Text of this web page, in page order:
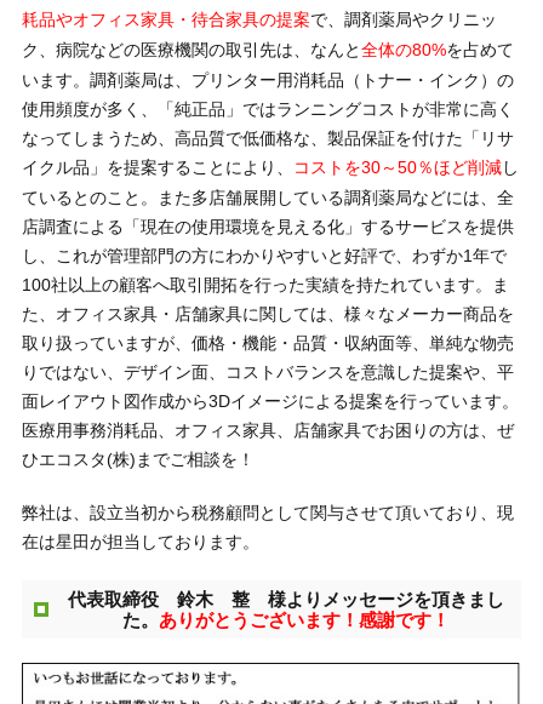
耗品やオフィス家具・待合家具の提案で、調剤薬局やクリニッ
ク、病院などの医療機関の取引先は、なんと 全体の80%を占めて
います。調剤薬局は、プリンター用消耗品（トナー・インク）の
使用頻度が多く、「純正品」ではランニングコストが非常に高く
なってしまうため、高品質で低価格な、製品保証を付けた「リサ
イクル品」を提案することにより、
コストを30～50％ほど削減し
ているとのこと。また多店舗展開している調剤薬局などには、全
店調査による「現在の使用環境を見える化」するサービスを提供
し、これが管理部門の方にわかりやすいと好評で、わずか1年で
100社以上の顧客へ取引開拓を行った実績を持たれています。ま
た、オフィス家具・店舗家具に関しては、様々なメーカー商品を
取り扱っていますが、価格・機能・品質・収納面等、単純な物売
りではない、デザイン面、コストバランスを意識した提案や、平
面レイアウト図作成から3Dイメージによる提案を行っています。
医療用事務消耗品、オフィス家具、店舗家具でお困りの方は、ぜ
ひエコスタ(株)までご相談を！
弊社は、設立当初から税務顧問として関与させて頂いており、現
在は星田が担当しております。
代表取締役 鈴木 整 様よりメッセージを頂きまし
た。 ありがとうございます！感謝です！